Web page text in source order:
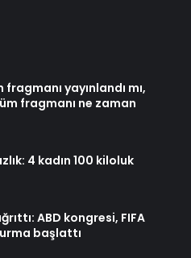
yayınlandı mı,
fragmanı ne zaman
4 kadın 100 kiloluk
ABD kongresi, FIFA
başlattı